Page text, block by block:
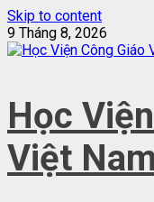
Skip to content
9 Tháng 8, 2026
Học
Việt Nam